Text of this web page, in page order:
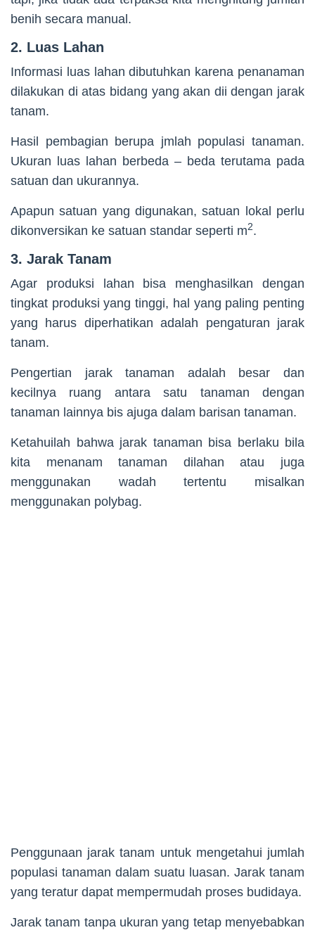
benih secara manual.
2. Luas Lahan
Informasi luas lahan dibutuhkan karena penanaman
dilakukan di atas bidang yang akan dii dengan jarak
tanam.
Hasil pembagian berupa jmlah populasi tanaman.
Ukuran luas lahan berbeda – beda terutama pada
satuan dan ukurannya.
Apapun satuan yang digunakan, satuan lokal perlu
dikonversikan ke satuan standar seperti m2.
3. Jarak Tanam
Agar produksi lahan bisa menghasilkan dengan
tingkat produksi yang tinggi, hal yang paling penting
yang harus diperhatikan adalah pengaturan jarak
tanam.
Pengertian jarak tanaman adalah besar dan
kecilnya ruang antara satu tanaman dengan
tanaman lainnya bis ajuga dalam barisan tanaman.
Ketahuilah bahwa jarak tanaman bisa berlaku bila
kita menanam tanaman dilahan atau juga
menggunakan wadah tertentu misalkan
menggunakan polybag.
Penggunaan jarak tanam untuk mengetahui jumlah
populasi tanaman dalam suatu luasan. Jarak tanam
yang teratur dapat mempermudah proses budidaya.
Jarak tanam tanpa ukuran yang tetap menyebabkan